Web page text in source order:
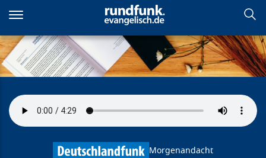
zum
Inhalt
Nicht sehen und doch
glauben
Morgenandacht